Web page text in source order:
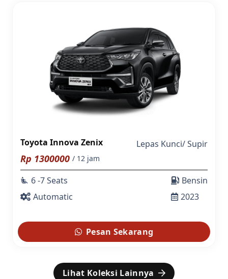
Toyota Innova Zenix Lepas Kunci/Supir
Rp 1300000 / 12 jam
airline_seat_recline_extra 6 -7 Seats
Automatic
Bensin
2023
Pesan Sekarang
Lihat Koleksi Lainnya